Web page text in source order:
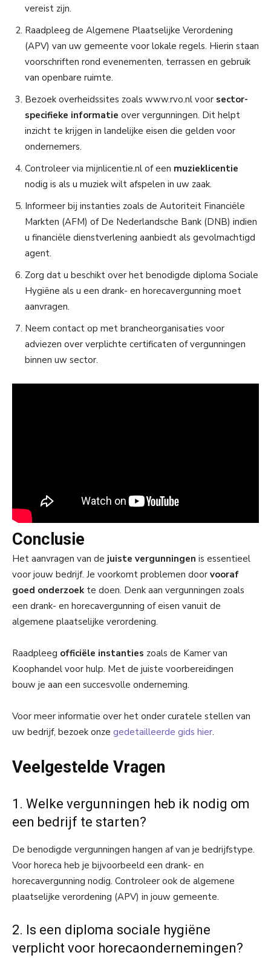
vereist zijn.
Raadpleeg de Algemene Plaatselijke Verordening
(APV) van uw gemeente voor lokale regels. Hierin staan
voorschriften rond evenementen, terrassen en gebruik
van openbare ruimte.
Bezoek overheidssites zoals www.rvo.nl voor sector-
specifieke informatie over vergunningen. Dit helpt
inzicht te krijgen in landelijke eisen die gelden voor
ondernemers.
Controleer via mijnlicentie.nl of een muzieklicentie
nodig is als u muziek wilt afspelen in uw zaak.
Informeer bij instanties zoals de Autoriteit Financiële
Markten (AFM) of De Nederlandsche Bank (DNB) indien
u financiële dienstverlening aanbiedt als gevolmachtigd
agent.
Zorg dat u beschikt over het benodigde diploma Sociale
Hygiëne als u een drank- en horecavergunning moet
aanvragen.
Neem contact op met brancheorganisaties voor
adviezen over verplichte certificaten of vergunningen
binnen uw sector.
Conclusie
Het aanvragen van de juiste vergunningen is essentieel
voor jouw bedrijf. Je voorkomt problemen door vooraf
goed onderzoek te doen. Denk aan vergunningen zoals
een drank- en horecavergunning of eisen vanuit de
algemene plaatselijke verordening.
Raadpleeg officiële instanties zoals de Kamer van
Koophandel voor hulp. Met de juiste voorbereidingen
bouw je aan een succesvolle onderneming.
Voor meer informatie over het onder curatele stellen van
uw bedrijf, bezoek onze gedetailleerde gids hier.
Veelgestelde Vragen
1. Welke vergunningen heb ik nodig om
een bedrijf te starten?
De benodigde vergunningen hangen af van je bedrijfstype.
Voor horeca heb je bijvoorbeeld een drank- en
horecavergunning nodig. Controleer ook de algemene
plaatselijke verordening (APV) in jouw gemeente.
2. Is een diploma sociale hygiëne
verplicht voor horecaondernemingen?